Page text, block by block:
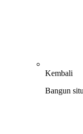
Kembali
Bangun